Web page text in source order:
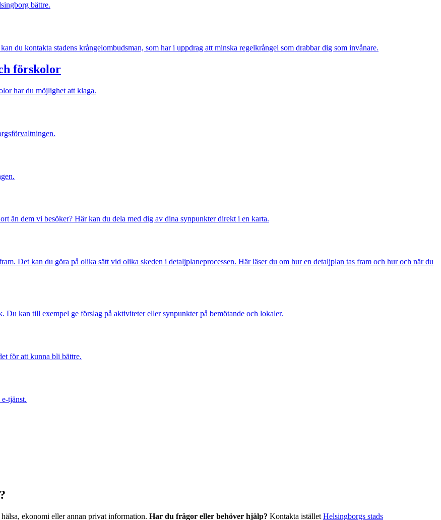
bättre.
du kontakta stadens krångelombudsman, som har i uppdrag att minska regelkrångel som drabbar dig som invånare.
förskolor
har du möjlighet att klaga.
än dem vi besöker? Här kan du dela med dig av dina synpunkter direkt i en karta.
Det kan du göra på olika sätt vid olika skeden i detaljplaneprocessen. Här läser du om hur en detaljplan tas fram och hur och när du
kan till exempel ge förslag på aktiviteter eller synpunkter på bemötande och lokaler.
för att kunna bli bättre.
tjänst.
ekonomi eller annan privat information. Har du frågor eller behöver hjälp? Kontakta istället Helsingborgs stads